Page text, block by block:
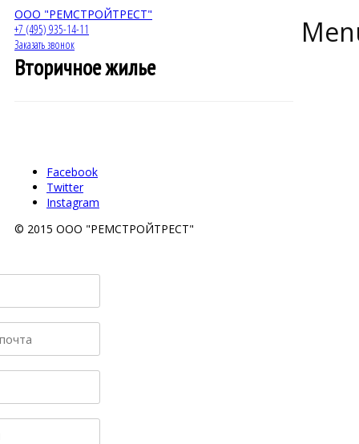
ООО "РЕМСТРОЙТРЕСТ"
+7 (495) 935-14-11
Заказать звонок
Вторичное жилье
Facebook
Twitter
Instagram
© 2015 ООО "РЕМСТРОЙТРЕСТ"